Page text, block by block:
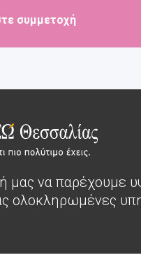
συμμετοχή
μας να παρέχουμε
ολοκληρωμένες